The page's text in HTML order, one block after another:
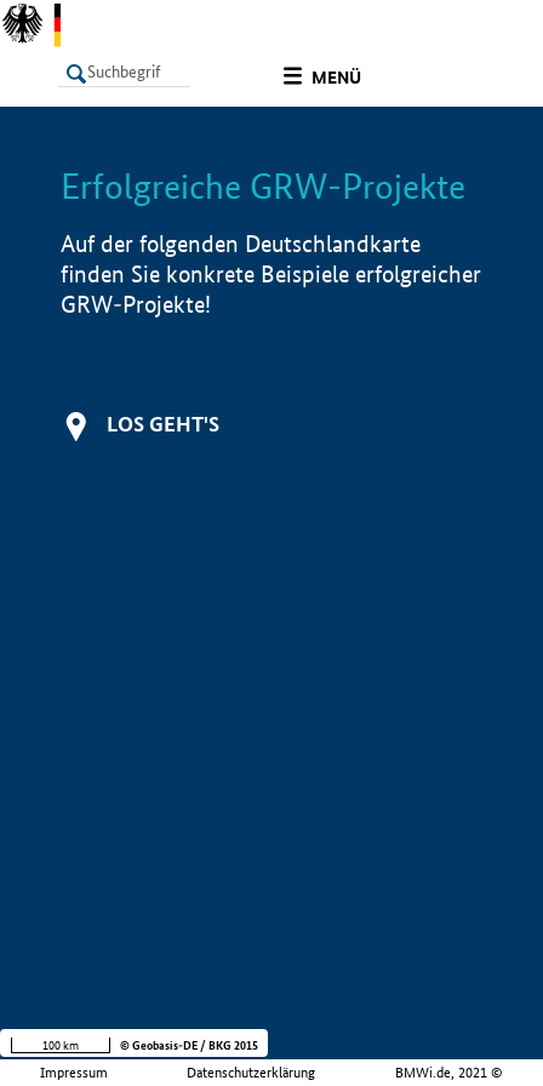
MENÜ
LISTE Info
Erfolgreiche GRW-Projekte
Auf der folgenden Deutschlandkarte
finden Sie konkrete Beispiele erfolgreicher
GRW-Projekte!
LOS GEHT'S
Impressum Datenschutzerklärung BMWi.de, 2021 ©
100 km © Geobasis-DE / BKG 2015